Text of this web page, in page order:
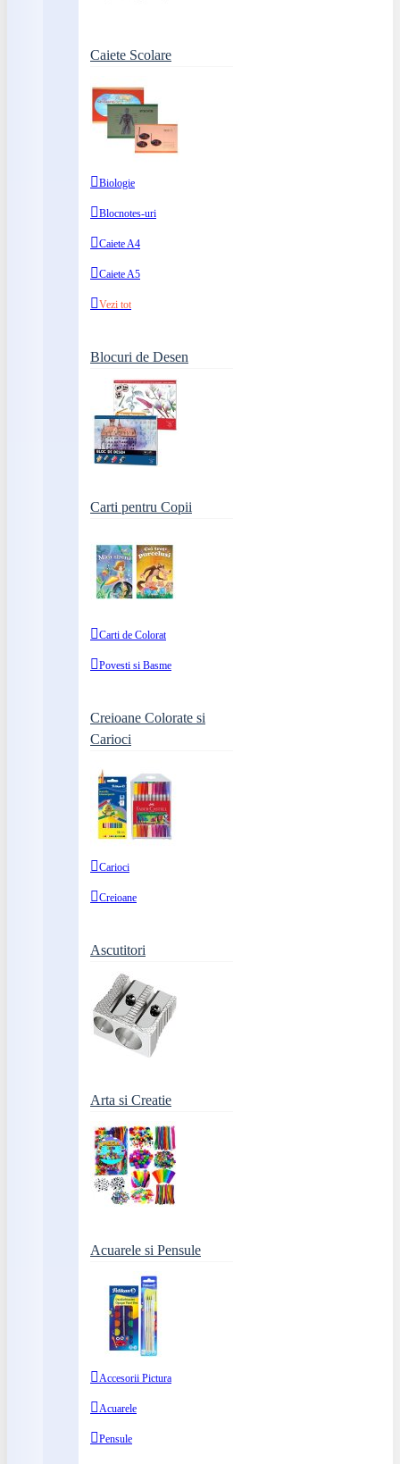
Caiete Scolare
Biologie
Blocnotes-uri
Caiete A4
Caiete A5
Vezi tot
Blocuri de Desen
Carti pentru Copii
Carti de Colorat
Povesti si Basme
Creioane Colorate si
Carioci
Carioci
Creioane
Ascutitori
Arta si Creatie
Acuarele si Pensule
Accesorii Pictura
Acuarele
Pensule